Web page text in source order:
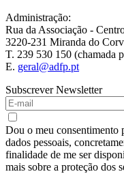
Administração:
Rua da Associação -
3220-231 Miranda do
T. 239 530 150 (chamada
E. geral@adfp.pt
Subscrever Newsletter
Dou o meu consentimento
dados pessoais,
finalidade de me ser
mais sobre a proteção dos